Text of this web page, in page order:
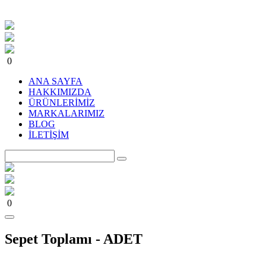
0
ANA SAYFA
HAKKIMIZDA
ÜRÜNLERİMİZ
MARKALARIMIZ
BLOG
İLETİŞİM
0
Sepet Toplamı - ADET